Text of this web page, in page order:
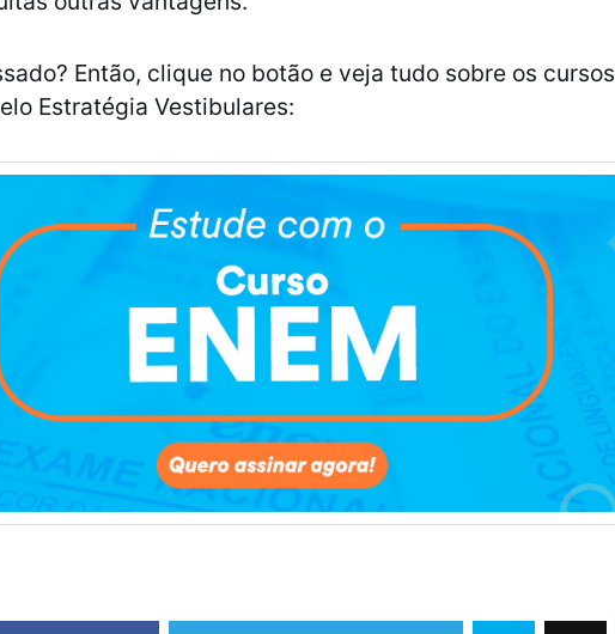
Então, clique no botão e veja tudo sobre os cursos
Estratégia Vestibulares: